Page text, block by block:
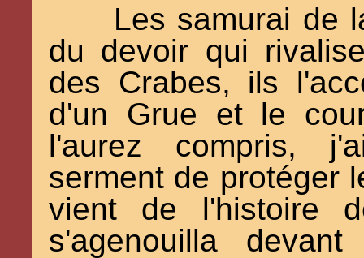
Les samurai de
du devoir qui
des Crabes, ils
d'un Grue et le
l'aurez compris,
serment de protéger
vient de l'histoire
s'agenouilla